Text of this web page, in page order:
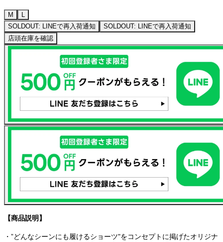
M
L
SOLDOUT: LINEで再入荷通知
SOLDOUT: LINEで再入荷通知
店頭在庫を確認
【商品説明】
・”どんなシーンにも履けるショーツ"をコンセプトに掲げたオリジナ